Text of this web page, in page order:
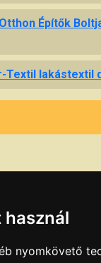
Otthon Építők
Textil lakástextil
használ
nyomkövető